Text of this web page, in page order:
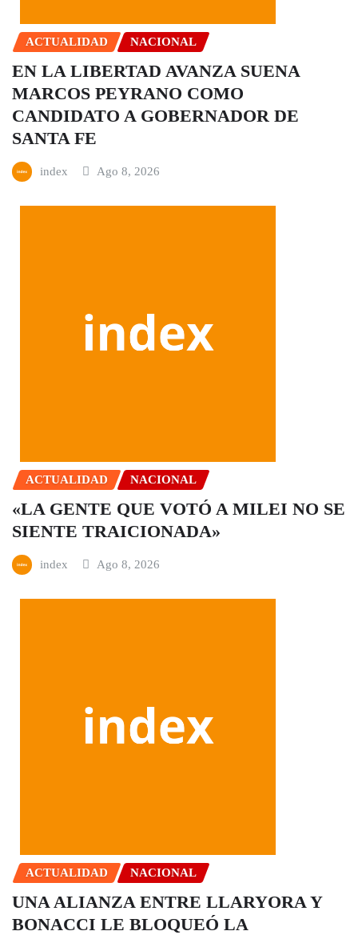
ACTUALIDAD NACIONAL
EN LA LIBERTAD AVANZA SUENA
MARCOS PEYRANO COMO
CANDIDATO A GOBERNADOR DE
SANTA FE
index Ago 8, 2026
ACTUALIDAD NACIONAL
«LA GENTE QUE VOTÓ A MILEI NO SE
SIENTE TRAICIONADA»
index Ago 8, 2026
ACTUALIDAD NACIONAL
UNA ALIANZA ENTRE LLARYORA Y
BONACCI LE BLOQUEÓ LA